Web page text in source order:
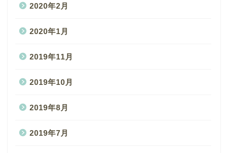
2020年2月
2020年1月
2019年11月
2019年10月
2019年8月
2019年7月